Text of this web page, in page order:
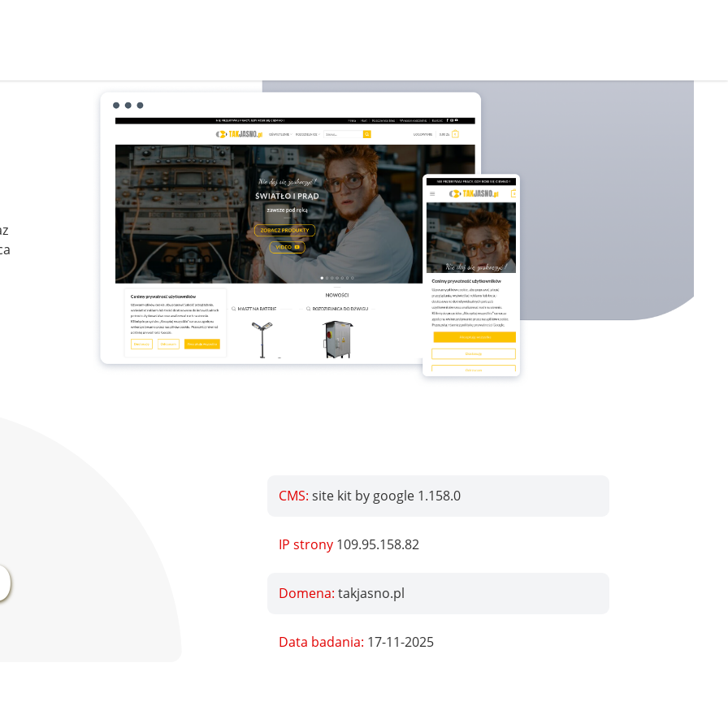
CMS: site kit by google 1.158.0
IP strony 109.95.158.82
Domena: takjasno.pl
Data badania: 17-11-2025